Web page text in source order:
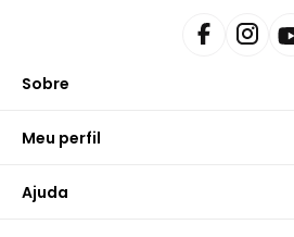
Sobre
Meu perfil
Ajuda